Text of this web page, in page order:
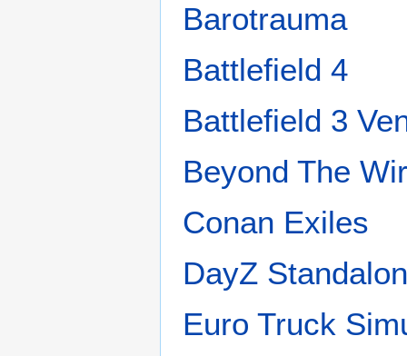
Barotrauma
Battlefield 4
Battlefield 3
Beyond The
Conan Exiles
DayZ
Euro Truck